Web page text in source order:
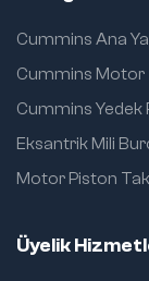
Cummins Ana
Cummins Motor
Cummins Yedek
Eksantrik Mili
Motor Piston
Üyelik